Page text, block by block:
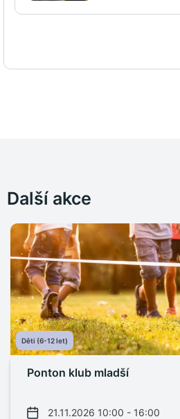
Další akce
Děti (6-12 let)
Ponton klub mladší
21.11.2026 10:00 - 16:00